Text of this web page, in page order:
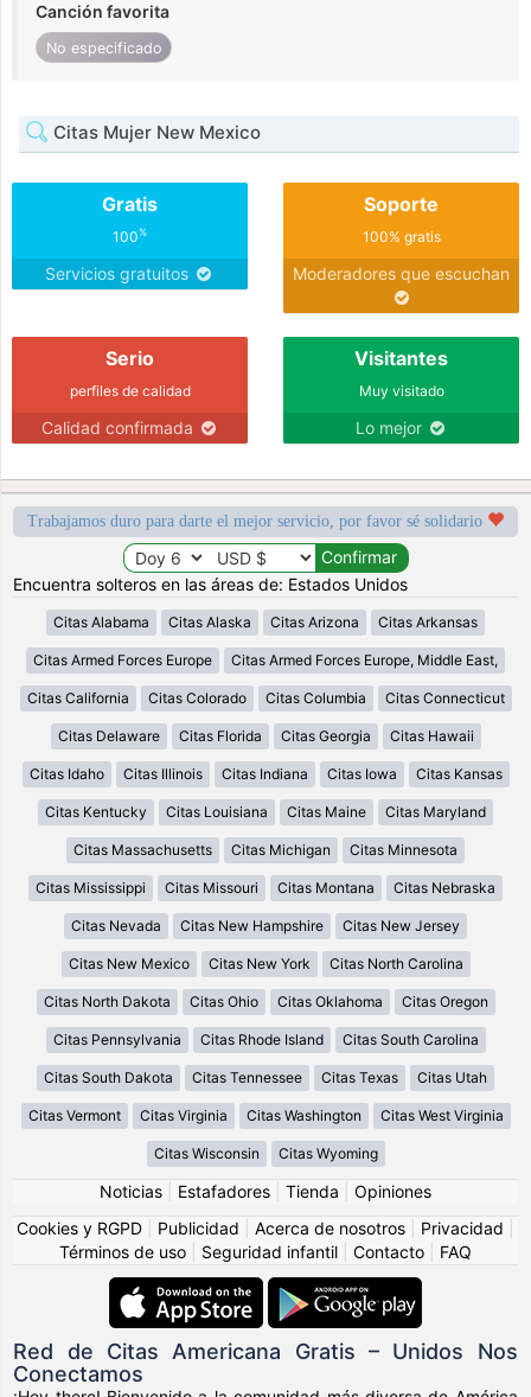
Canción favorita
No especificado
Citas Mujer New Mexico
Gratis
100%
Servicios gratuitos
Soporte
100% gratis
Moderadores que escuchan
Serio
perfiles de calidad
Calidad confirmada
Visitantes
Muy visitado
Lo mejor
Trabajamos duro para darte el mejor servicio, por favor sé solidario
Encuentra solteros en las áreas de: Estados Unidos
Citas Alabama Citas Alaska Citas Arizona Citas Arkansas
Citas Armed Forces Europe Citas Armed Forces Europe, Middle East,
Citas California Citas Colorado Citas Columbia Citas Connecticut
Citas Delaware Citas Florida Citas Georgia Citas Hawaii
Citas Idaho Citas Illinois Citas Indiana Citas Iowa Citas Kansas
Citas Kentucky Citas Louisiana Citas Maine Citas Maryland
Citas Massachusetts Citas Michigan Citas Minnesota
Citas Mississippi Citas Missouri Citas Montana Citas Nebraska
Citas Nevada Citas New Hampshire Citas New Jersey
Citas New Mexico Citas New York Citas North Carolina
Citas North Dakota Citas Ohio Citas Oklahoma Citas Oregon
Citas Pennsylvania Citas Rhode Island Citas South Carolina
Citas South Dakota Citas Tennessee Citas Texas Citas Utah
Citas Vermont Citas Virginia Citas Washington Citas West Virginia
Citas Wisconsin Citas Wyoming
Noticias Estafadores Tienda
Opiniones
Cookies y RGPD
Publicidad Acerca de nosotros Privacidad
Términos de uso
Seguridad infantil Contacto FAQ
Red de Citas Americana Gratis – Unidos Nos
Conectamos